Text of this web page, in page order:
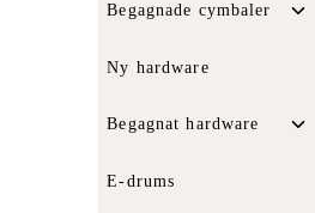
Begagnade cymbaler
Ny hardware
Begagnat hardware
E-drums